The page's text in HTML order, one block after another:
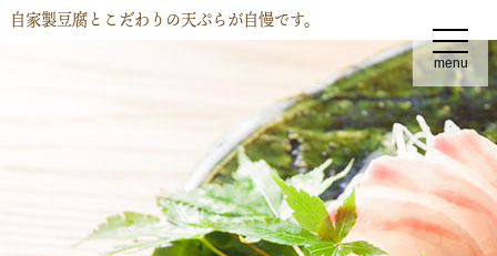
t
o
g
g
l
e
n
a
g
a
t
menu
自家製豆腐とこだわりの天ぷらが自慢です。